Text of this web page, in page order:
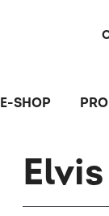
E-SHOP
Elvis